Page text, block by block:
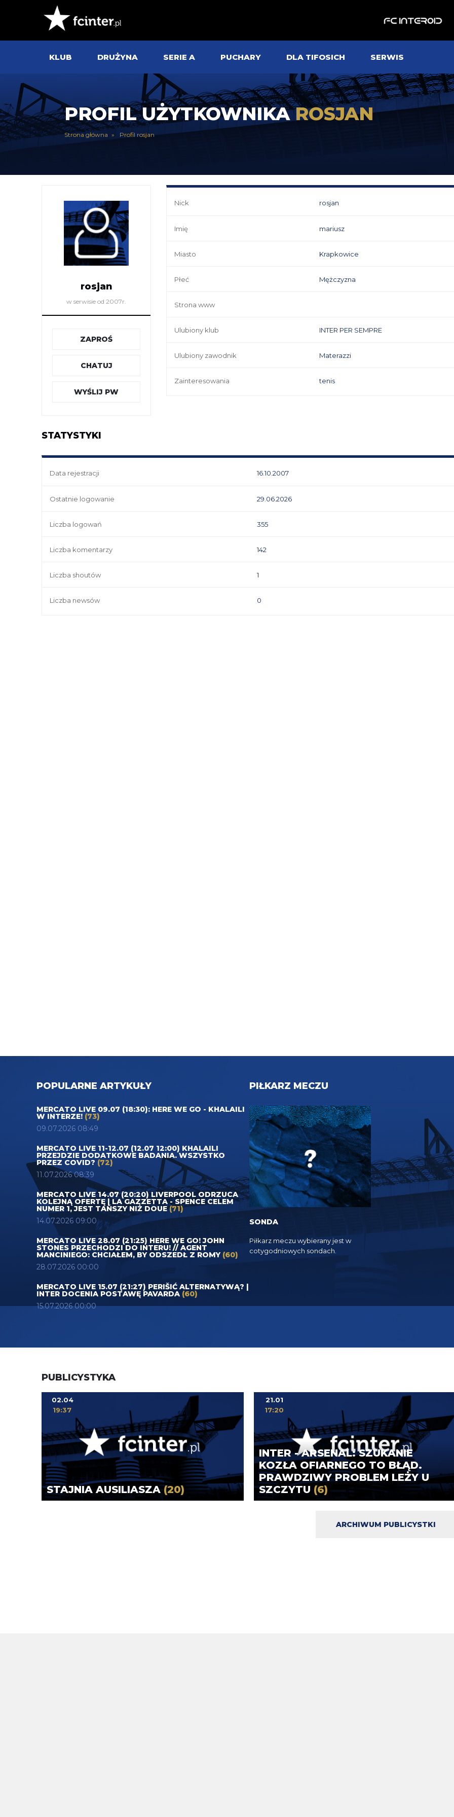
KLUB DRUŻYNA SERIE A PUCHARY DLA TIFOSICH SERWIS
PROFIL UŻYTKOWNIKAROSJAN
Strona główna Profil rosjan
rosjan
w serwisie od 2007r.
ZAPROŚ
CHATUJ
WYŚLIJ PW
Nick rosjan
Imię mariusz
Miasto Krapkowice
Płeć Mężczyzna
Strona www
Ulubiony klub INTER PER SEMPRE
Ulubiony zawodnik Materazzi
Zainteresowania tenis
STATYSTYKI
Data rejestracji 16.10.2007
Ostatnie logowanie 29.06.2026
Liczba logowań 355
Liczba komentarzy 142
Liczba shoutów 1
Liczba newsów 0
POPULARNE ARTYKUŁY
MERCATO LIVE 09.07 (18:30): HERE WE GO - KHALAILI
W INTERZE! (73)
09.07.2026 08:49
MERCATO LIVE 11-12.07 (12.07 12:00) KHALAILI
PRZEJDZIE DODATKOWE BADANIA. WSZYSTKO
PRZEZ COVID? (72)
11.07.2026 08:39
MERCATO LIVE 14.07 (20:20) LIVERPOOL ODRZUCA
KOLEJNĄ OFERTĘ | LA GAZZETTA - SPENCE CELEM
NUMER 1, JEST TAŃSZY NIŻ DOUE(71)
14.07.2026 09:00
MERCATO LIVE 28.07 (21:25) HERE WE GO! JOHN
STONES PRZECHODZI DO INTERU! // AGENT
MANCINIEGO: CHCIAŁEM, BY ODSZEDŁ Z ROMY (60)
28.07.2026 00:00
MERCATO LIVE 15.07 (21:27) PERIŠIĆ ALTERNATYWĄ? |
INTER DOCENIA POSTAWĘ PAVARDA (60)
15.07.2026 00:00
PIŁKARZ MECZU
SONDA
Piłkarz meczu wybierany jest w
cotygodniowych sondach.
PUBLICYSTYKA
STAJNIA AUSILIASZA(20)
02.04
19:37
INTER - ARSENAL: SZUKANIE
KOZŁA OFIARNEGO TO BŁĄD.
PRAWDZIWY PROBLEM LEŻY U
SZCZYTU (6)
21.01
17:20
ARCHIWUM PUBLICYSTKI